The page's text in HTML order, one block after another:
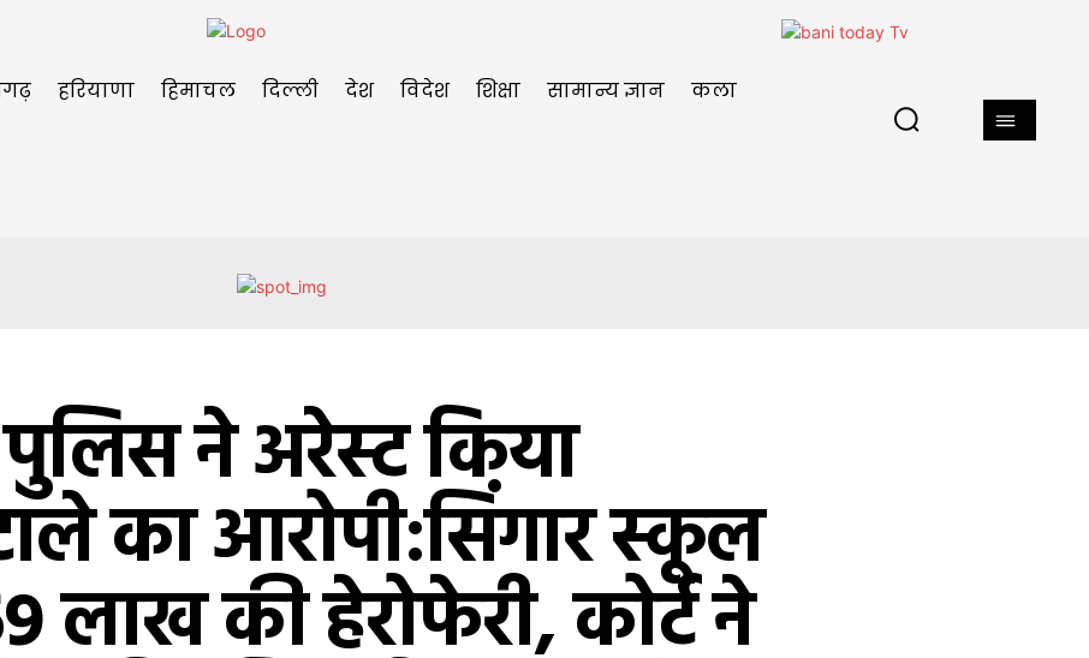
हरियाणा हिमाचल दिल्ली देश विदेश शिक्षा सामान्य ज्ञान कला
ने अरेस्ट किया
का आरोपी:सिंगार स्कूल
लाख की हेरोफेरी, कोर्ट ने